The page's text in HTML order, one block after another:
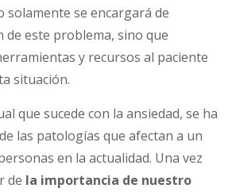
solamente se encargará de
este problema, sino que
y recursos al paciente
situación.
que sucede con la ansiedad, se ha
las patologías que afectan a un
en la actualidad. Una vez
de la importancia de nuestro